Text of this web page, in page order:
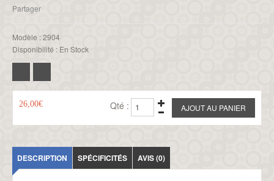
Partager
Modèle :2904
Disponibilité : En Stock
26,00€ Qté :
DESCRIPTION SPÉCIFICITÉS AVIS (0)